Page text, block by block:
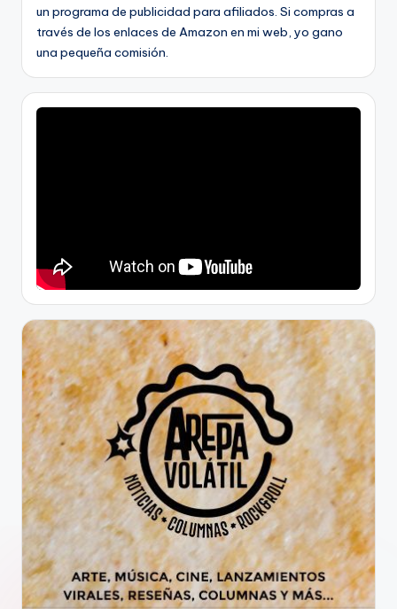
un programa de publicidad para afiliados. Si compras a
través de los enlaces de Amazon en mi web, yo gano
una pequeña comisión.